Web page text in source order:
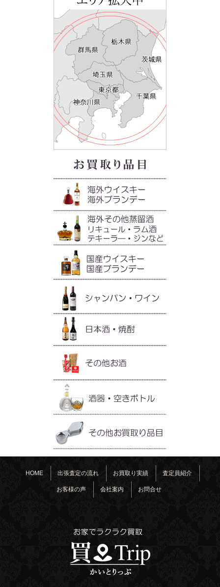
HOME 出張査定の流れ お買取り実績 査定員紹介
お客様の声 会社案内 お問合せ